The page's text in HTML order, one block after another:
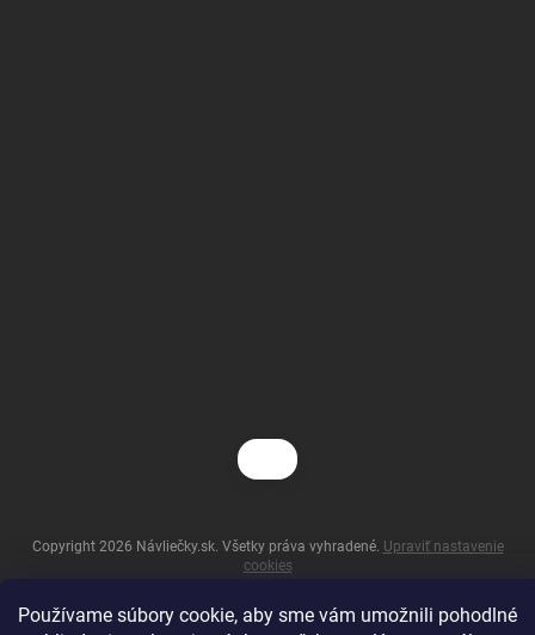
Používame súbory cookie, aby sme vám umožnili pohodlné
Copyright 2026 Návliečky.sk. Všetky práva vyhradené. Upraviť nastavenie
cookies